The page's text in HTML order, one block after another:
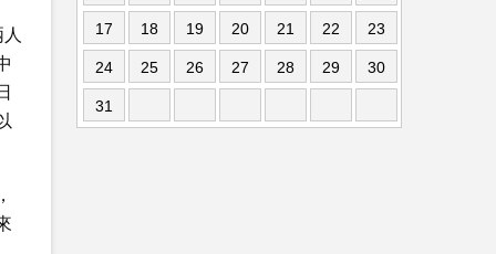
17 18 19 20 21 22 23
24 25 26 27 28 29 30
31